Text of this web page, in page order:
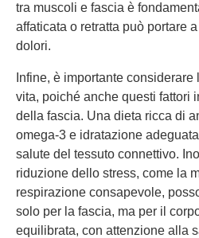
tra muscoli e fascia è
affaticata o retratta può portare
dolori.
Infine, è importante
vita, poiché anche questi fattori
della fascia. Una dieta ricca di
omega-3 e idratazione
salute del tessuto connettivo.
riduzione dello stress, come la
respirazione consapevole,
solo per la fascia, ma per il
equilibrata, con attenzione alla